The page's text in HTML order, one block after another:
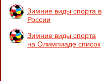
Зимние виды спорта в
России
Зимние виды спорта
на Олимпиаде список